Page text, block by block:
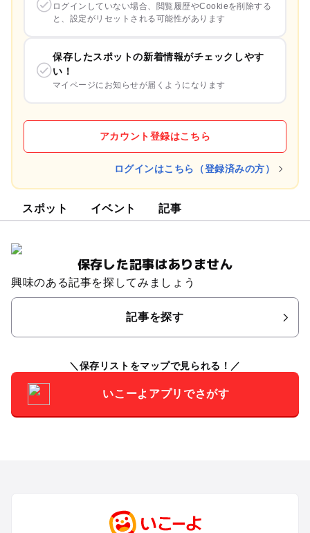
ログインしていない場合、閲覧履歴やCookieを削除する
と、設定がリセットされる可能性があります
保存したスポットの新着情報がチェックしやす
い！
マイページにお知らせが届くようになります
アカウント登録はこちら
ログインはこちら（登録済みの方）
スポット イベント 記事
保存した記事はありません
興味のある記事を探してみましょう
記事を探す
保存リストをマップで見られる！
いこーよアプリでさがす